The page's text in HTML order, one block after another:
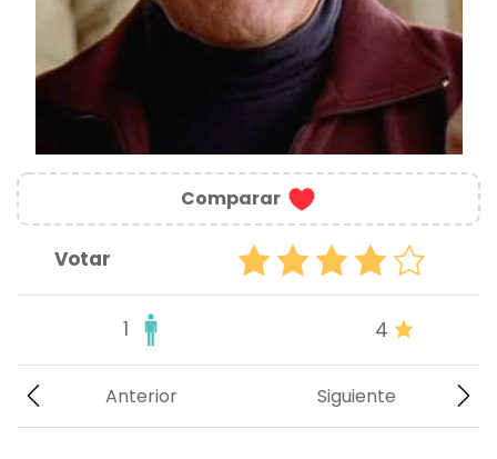
Comparar
Votar
1 4
Siguiente
Anterior